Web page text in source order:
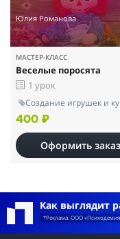
Юлия Романова
МАСТЕР-КЛАСС
Веселые поросята
1 урок
Создание игрушек и
400 ₽
Оформить заказ
Как выглядит
*Реклама. ООО